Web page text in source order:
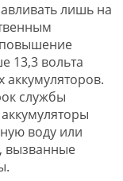
лишь на
13,3 вольта
аккумуляторов.
службы
воду или
вызванные